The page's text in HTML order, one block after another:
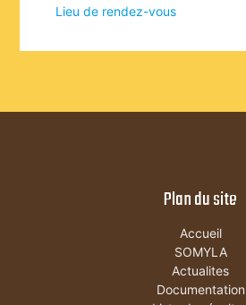
Lieu de rendez-vous
Plan du site
Accueil
SOMYLA
Actualites
Documentation